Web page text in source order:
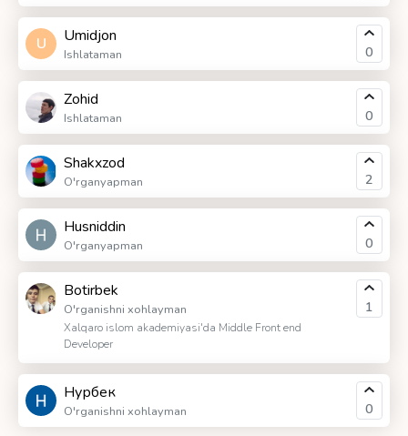
U Umidjon
Ishlataman 0
Zohid
Ishlataman 0
Shakxzod
O'rganyapman 2
Husniddin
O'rganyapman 0
Botirbek
O'rganishni xohlayman
Xalqaro islom akademiyasi'da Middle Front end
Developer
1
Нурбек
O'rganishni xohlayman 0